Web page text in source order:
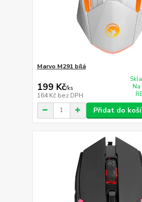
Marvo M291 bílá
199 Kč/ks
164 Kč bez DPH
Na
Přidat do